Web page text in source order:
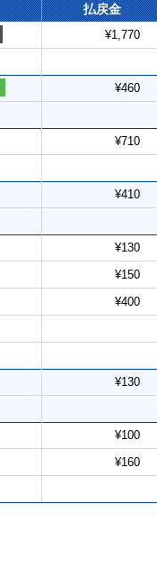
払戻金
¥1,770
¥460
¥710
¥410
¥130
¥150
¥400
¥130
¥100
¥160